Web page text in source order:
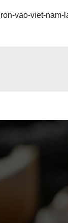
vao-viet-nam-